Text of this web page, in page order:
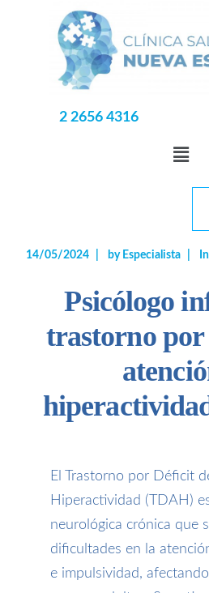
2 2656 4316
14/05/2024 by Especialista
Psicólogo
trastorno por
El Trastorno por Déficit
Hiperactividad (TDAH)
neurológica crónica que
dificultades en la
e impulsividad,